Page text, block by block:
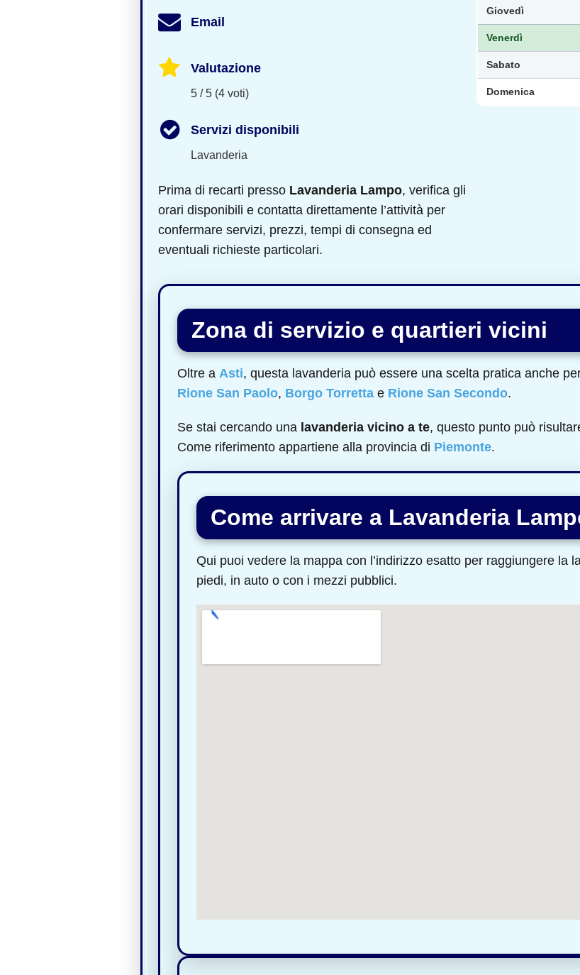
Email
Valutazione
5 / 5 (4 voti)
Servizi disponibili
Lavanderia
Prima di recarti presso Lavanderia Lampo, verifica gli
orari disponibili e contatta direttamente l’attività per
confermare servizi, prezzi, tempi di consegna ed
eventuali richieste particolari.
Giovedì
Venerdì
Sabato
Domenica
Zona di servizio e quartieri vicini
Oltre a Asti, questa lavanderia può essere una scelta pratica anche
Rione San Paolo, Borgo Torretta e Rione San Secondo.
Se stai cercando una lavanderia vicino a te, questo punto può
Come riferimento appartiene alla provincia di Piemonte.
Come arrivare a Lavanderia
Qui puoi vedere la mappa con l’indirizzo esatto per raggiungere la
piedi, in auto o con i mezzi pubblici.